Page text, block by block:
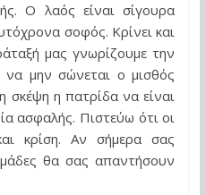
Ο λαός είναι σίγουρα
σοφός. Κρίνει και
μας γνωρίζουμε την
να μην σώνεται ο μισθός
σκέψη η πατρίδα να είναι
ασφαλής. Πιστεύω ότι οι
κρίση. Αν σήμερα σας
θα σας απαντήσουν